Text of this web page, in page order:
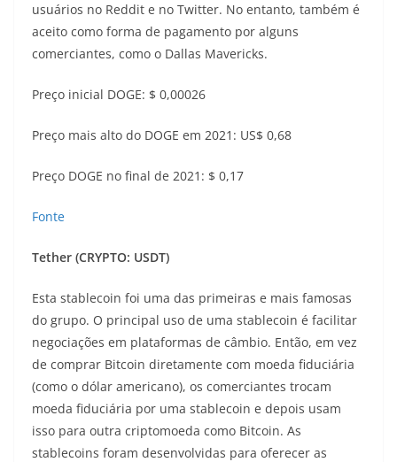
usuários no Reddit e no Twitter. No entanto, também é
aceito como forma de pagamento por alguns
comerciantes, como o Dallas Mavericks.
Preço inicial DOGE: $ 0,00026
Preço mais alto do DOGE em 2021: US$ 0,68
Preço DOGE no final de 2021: $ 0,17
Fonte
Tether (CRYPTO: USDT)
Esta stablecoin foi uma das primeiras e mais famosas
do grupo. O principal uso de uma stablecoin é facilitar
negociações em plataformas de câmbio. Então, em vez
de comprar Bitcoin diretamente com moeda fiduciária
(como o dólar americano), os comerciantes trocam
moeda fiduciária por uma stablecoin e depois usam
isso para outra criptomoeda como Bitcoin. As
stablecoins foram desenvolvidas para oferecer as